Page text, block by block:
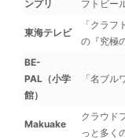
ンプリ
フトビー
東海テレビ
「クラ
の『究極
BE-
PAL（小学
館）
「名ブ
Makuake
クラウド
っと多く